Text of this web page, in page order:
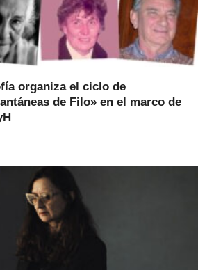
organiza el ciclo de
de Filo» en el marco de